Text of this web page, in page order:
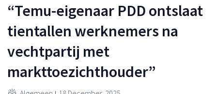
“Temu-eigenaar PDD ontslaat
tientallen werknemers na
vechtpartij met
markttoezichthouder”